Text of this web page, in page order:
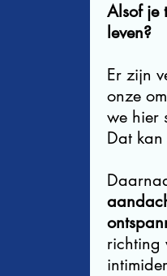
Alsof je
leven?
Er zijn
onze
we hier
Dat
richting